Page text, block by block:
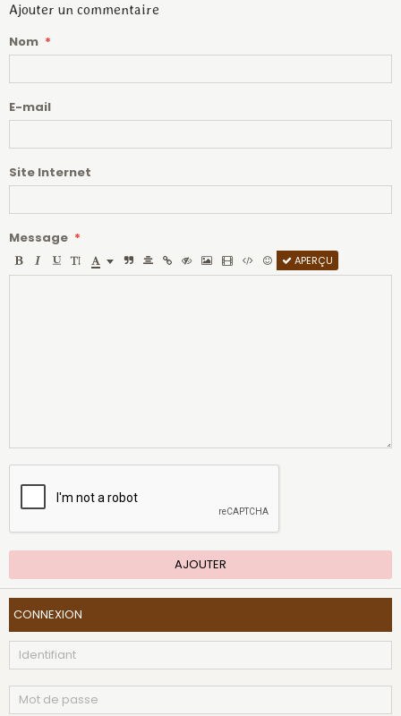
Ajouter un commentaire
Nom
E-mail
Site Internet
Message
APERÇU
AJOUTER
CONNEXION